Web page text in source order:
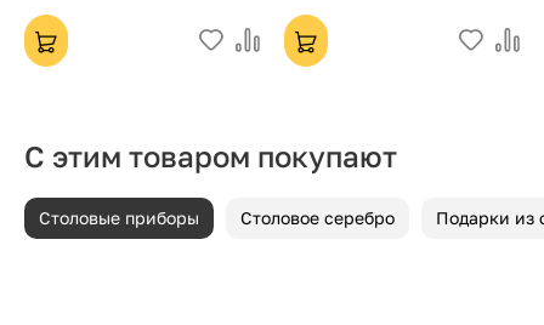
С этим товаром покупают
Столовые приборы Столовое серебро Подарки из